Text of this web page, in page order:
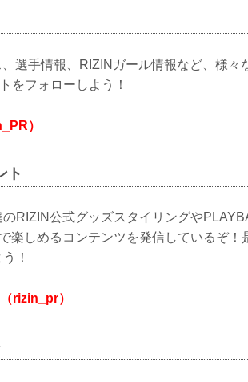
選手情報、RIZINガール情報など、様々
をフォローしよう！
）
ト
RIZIN公式グッズスタイリングや
楽しめるコンテンツを発信しているぞ！
！
rizin_pr）